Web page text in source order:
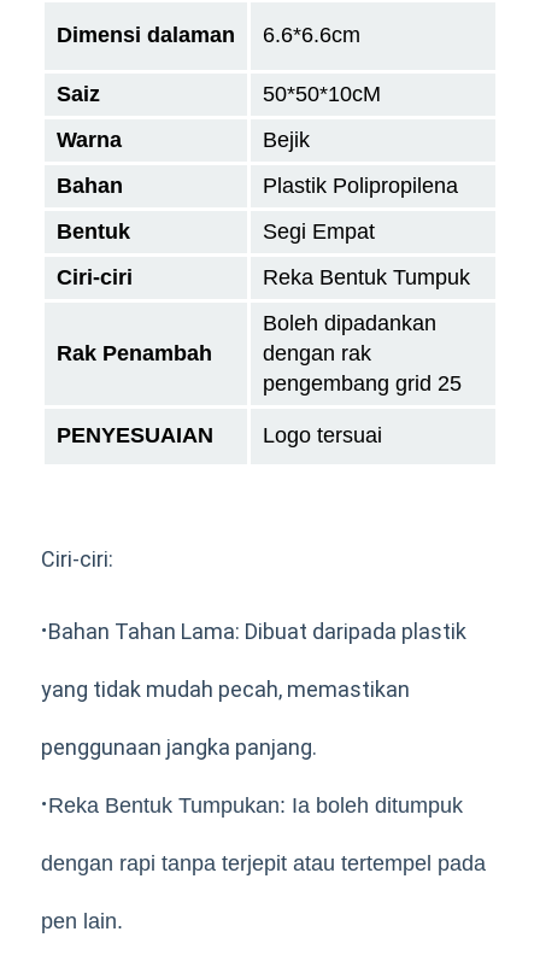
Dimensi dalaman 6.6*6.6cm
Saiz 50*50*10cM
Warna
Bejik
Bahan
Plastik Polipropilena
Bentuk
Segi Empat
Ciri-ciri
Reka Bentuk Tumpuk
Rak Penambah
Boleh dipadankan
dengan rak
pengembang grid 25
PENYESUAIAN Logo tersuai
Ciri-ciri:
·Bahan Tahan Lama: Dibuat daripada plastik
yang tidak mudah pecah, memastikan
penggunaan jangka panjang.
·Reka Bentuk Tumpukan: Ia boleh ditumpuk
dengan rapi tanpa terjepit atau tertempel pada
pen lain.